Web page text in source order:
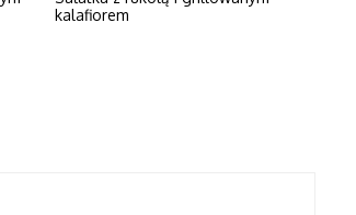
kalafiorem